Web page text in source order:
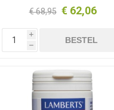
€ 68,95 € 62,06
i
h
BESTEL